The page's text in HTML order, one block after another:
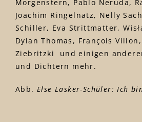
Morgenstern, Pablo Neruda,
Joachim Ringelnatz, Nelly
Schiller, Eva Strittmatter,
Dylan Thomas, François
Ziebritzki und einigen
und Dichtern mehr.
Abb. Else Lasker-Schüler: Ich